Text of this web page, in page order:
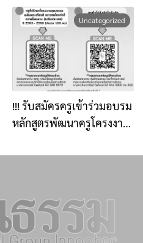
ออมสินมอบทุน จำนวน 100
โรงเรียน จำนวนทั้งสิ้น
5,000,000 บาท
Uncategorized
!!! รับสมัครครูเข้าร่วมอบรม
หลักสูตรพัฒนาครูโครงงาน